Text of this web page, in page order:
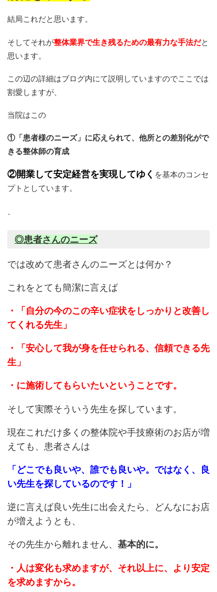
結局これだと思います。
そしてそれが整体業界で生き残るための最有力な手法だと
思います。
この辺の詳細はブログ内にて説明していますのでここでは
割愛しますが、
当院はこの
①「患者様のニーズ」に応えられて、他所との差別化がで
きる整体師の育成
②開業して安定経営を実現してゆく を基本のコンセ
プトとしています。
◎患者さんのニーズ
では改めて患者さんのニーズとは何か？
これをとても簡潔に言えば
・「自分の今のこの辛い症状をしっかりと改善し
てくれる先生」
・「安心して我が身を任せられる、信頼できる先
生」
・に施術してもらいたいということです。
そして実際そういう先生を探しています。
現在これだけ多くの整体院や手技療術のお店が増
えても、患者さんは
「どこでも良いや、誰でも良いや。ではなく、
良
い先生を探しているのです！」
逆に言えば良い先生に出会えたら、
どんなにお店
が増えようとも、
その先生から離れません、 基本的に。
・人は変化も求めますが、それ以上に、 より安定
を求めますから。